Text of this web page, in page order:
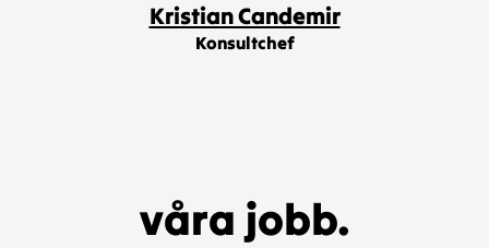
Kristian Candemir
Konsultchef
våra jobb.